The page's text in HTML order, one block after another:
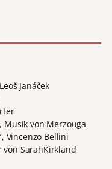
Janáček
, Musik von Merzouga
, Vincenzo Bellini
von SarahKirkland